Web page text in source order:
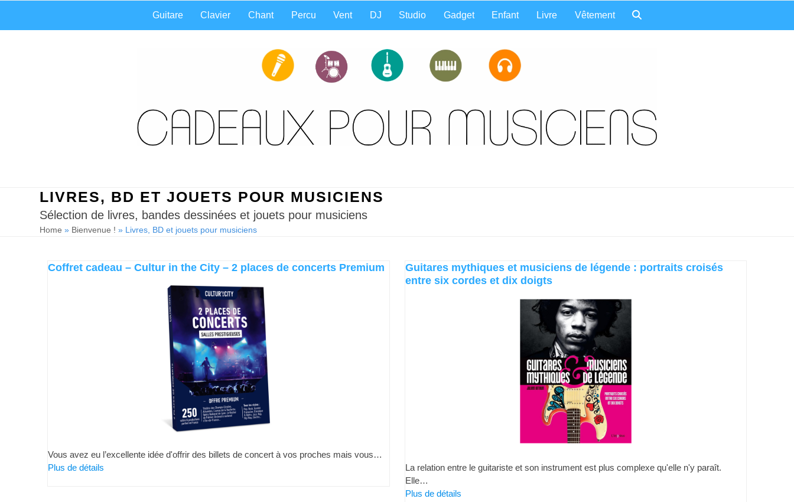
content
Guitare Clavier Chant Percu Vent DJ Studio Gadget Enfant Livre Vêtement
LIVRES, BD ET JOUETS POUR MUSICIENS
Sélection de livres, bandes dessinées et jouets pour musiciens
Home » Bienvenue ! » Livres, BD et jouets pour musiciens
Coffret cadeau – Cultur in the City – 2 places de concerts Premium
Vous avez eu l’excellente idée d'offrir des billets de concert à vos proches mais vous…
Plus de détails
Guitares mythiques et musiciens de légende : portraits croisés
entre six cordes et dix doigts
La relation entre le guitariste et son instrument est plus complexe qu'elle n'y paraît.
Elle…
Plus de détails